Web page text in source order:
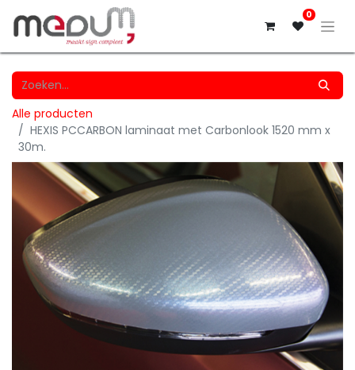
0
Alle producten
HEXIS PCCARBON laminaat met Carbonlook 1520 mm x
30m.